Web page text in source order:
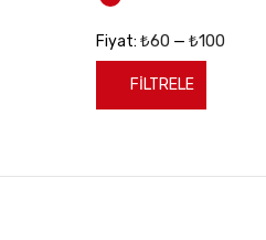
FILTRELE
Fiyat: ₺60 — ₺100